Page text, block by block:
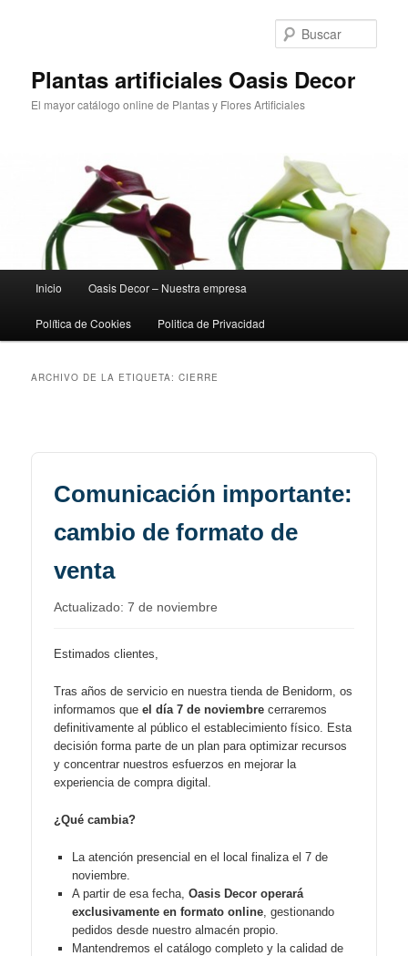
Plantas artificiales Oasis Decor
El mayor catálogo online de Plantas y Flores Artificiales
principal
Inicio Oasis Decor – Nuestra empresa
Política de Cookies Politica de Privacidad
ARCHIVO DE LA ETIQUETA:CIERRE
Comunicación importante:
cambio de formato de
venta
Actualizado: 7 de noviembre
Estimados clientes,
Tras años de servicio en nuestra tienda de Benidorm, os
informamos queel día 7 de noviembre cerraremos
definitivamente al público el establecimiento físico. Esta
decisión forma parte de un plan para optimizar recursos
y concentrar nuestros esfuerzos en mejorar la
experiencia de compra digital.
¿Qué cambia?
La atención presencial en el local finaliza el 7 de
noviembre.
A partir de esa fecha,Oasis Decor operará
exclusivamente en formato online , gestionando
pedidos desde nuestro almacén propio.
Mantendremos el catálogo completo y la calidad de